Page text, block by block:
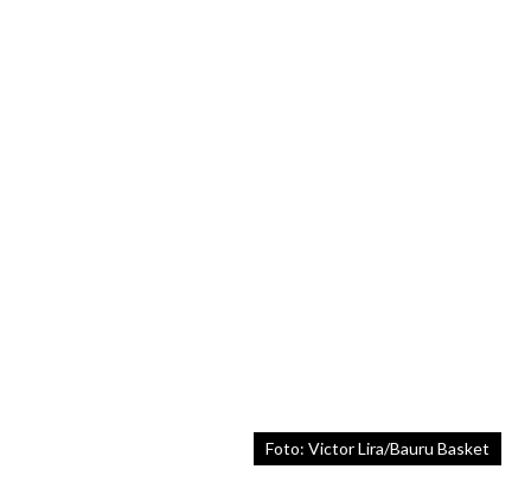
Foto: Victor Lira/Bauru Basket